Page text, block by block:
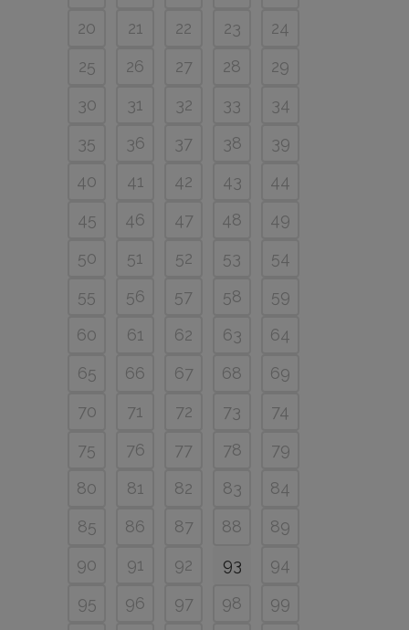
20
21 22 23
24
25
26 27 28
29
30
31 32 33
34
35
36 37 38
39
40
41 42 43
44
45
46 47 48
49
50
51 52 53
54
55
56 57 58
59
60
61 62 63
64
65
66 67 68
69
70
71 72 73
74
75
76 77 78
79
80
81 82 83
84
85
86 87 88
89
90
91 92 93
94
95
96 97 98
99